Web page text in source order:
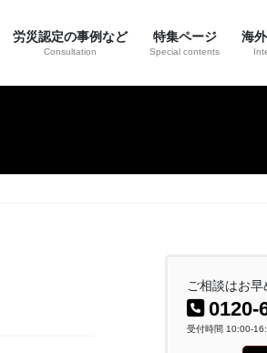
労災認定の事例など
Consultation
特集ページ
Special contents
海
ご相談はお早
0120-
受付時間 10:00-